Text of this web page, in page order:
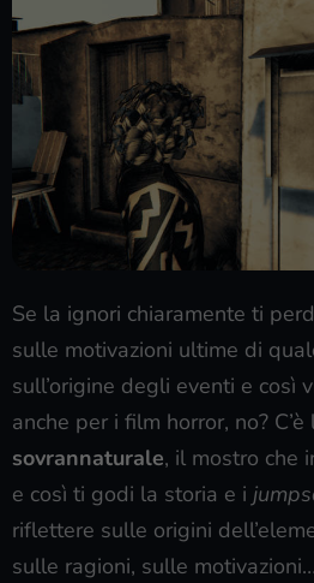
Se la ignori chiaramente ti
sulle motivazioni ultime di
sull’origine degli eventi e così
anche per i film horror, no? C’è
sovrannaturale, il mostro che
e così ti godi la storia e i
riflettere sulle origini
sulle ragioni, sulle motivazioni…